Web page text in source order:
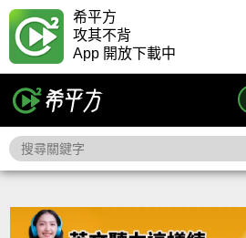
希平方
攻其不背
App 開放下載中